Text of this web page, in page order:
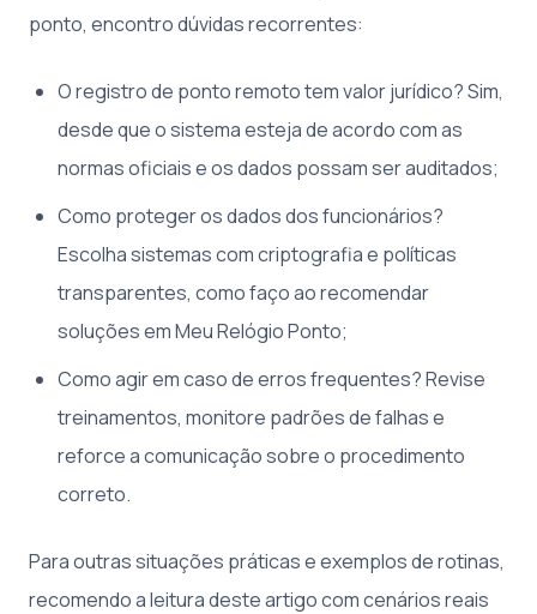
ponto, encontro dúvidas recorrentes:
O registro de ponto remoto tem valor jurídico? Sim,
desde que o sistema esteja de acordo com as
normas oficiais e os dados possam ser auditados;
Como proteger os dados dos funcionários?
Escolha sistemas com criptografia e políticas
transparentes, como faço ao recomendar
soluções em Meu Relógio Ponto;
Como agir em caso de erros frequentes? Revise
treinamentos, monitore padrões de falhas e
reforce a comunicação sobre o procedimento
correto.
Para outras situações práticas e exemplos de rotinas,
recomendo a leitura deste artigo com cenários reais